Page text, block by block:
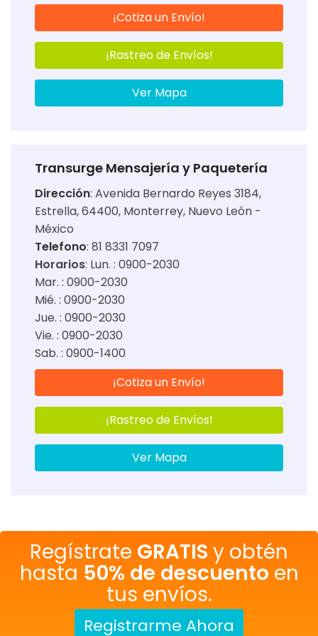
¡Cotiza un Envío!
¡Rastreo de Envíos!
Ver Mapa
Transurge Mensajería y Paquetería
Dirección: Avenida Bernardo Reyes 3184,
Estrella, 64400, Monterrey, Nuevo León -
México
Telefono: 81 8331 7097
Horarios: Lun. : 0900-2030
Mar. : 0900-2030
Mié. : 0900-2030
Jue. : 0900-2030
Vie. : 0900-2030
Sab. : 0900-1400
¡Cotiza un Envío!
¡Rastreo de Envíos!
Ver Mapa
Regístrate GRATIS y obtén
hasta 50% de descuento en
tus envíos.
Registrarme Ahora